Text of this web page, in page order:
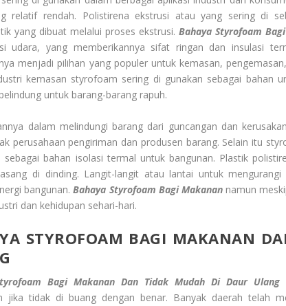
relatif rendah. Polistirena ekstrusi atau yang sering di
yang dibuat melalui proses ekstrusi. Bahaya Styrofoam
udara, yang memberikannya sifat ringan dan insulasi
menjadi pilihan yang populer untuk kemasan,
kemasan styrofoam sering di gunakan sebagai bahan
untuk barang-barang rapuh.
dalam melindungi barang dari guncangan dan
perusahaan pengiriman dan produsen barang. Selain itu
sebagai bahan isolasi termal untuk bangunan. Plastik
di dinding. Langit-langit atau lantai untuk
bangunan.Bahaya Styrofoam Bagi Makanannamun
dan kehidupan sehari-hari.
STYROFOAM BAGI MAKANAN
Bagi Makanan Dan Tidak Mudah Di Daur Ulang
jika tidak di buang dengan benar. Banyak daerah telah